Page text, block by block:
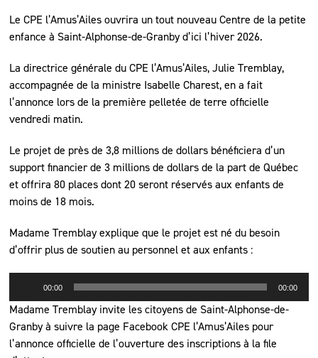
Le CPE l’Amus’Ailes ouvrira un tout nouveau Centre de la petite
enfance à Saint-Alphonse-de-Granby d’ici l’hiver 2026.
La directrice générale du CPE l’Amus’Ailes, Julie Tremblay,
accompagnée de la ministre Isabelle Charest, en a fait
l’annonce lors de la première pelletée de terre officielle
vendredi matin.
Le projet de près de 3,8 millions de dollars bénéficiera d’un
support financier de 3 millions de dollars de la part de Québec
et offrira 80 places dont 20 seront réservés aux enfants de
moins de 18 mois.
Madame Tremblay explique que le projet est né du besoin
d’offrir plus de soutien au personnel et aux enfants :
00:00 00:00
Madame Tremblay invite les citoyens de Saint-Alphonse-de-
Granby à suivre la page Facebook CPE l’Amus’Ailes pour
l’annonce officielle de l’ouverture des inscriptions à la file